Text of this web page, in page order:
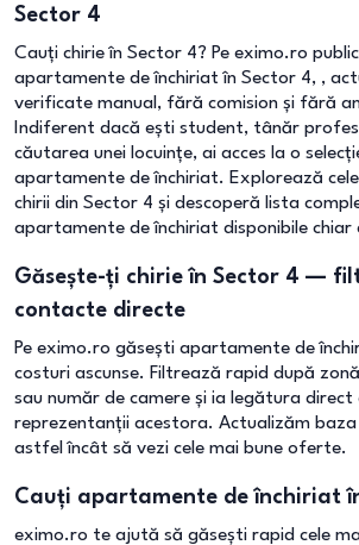
Sector 4
Cauți chirie în Sector 4? Pe eximo.ro
apartamente de închiriat în Sector 4, ,
verificate manual, fără comision și fără
Indiferent dacă ești student, tânăr
căutarea unei locuințe, ai acces la o
apartamente de închiriat. Explorează
chirii din Sector 4 și descoperă lista
apartamente de închiriat disponibile chiar
Găsește-ți chirie în Sector 4 —
contacte directe
Pe eximo.ro găsești apartamente de
costuri ascunse. Filtrează rapid după
sau număr de camere și ia legătura
reprezentanții acestora. Actualizăm baza
astfel încât să vezi cele mai bune oferte.
Cauți apartamente de închiriat
eximo.ro te ajută să găsești rapid cele